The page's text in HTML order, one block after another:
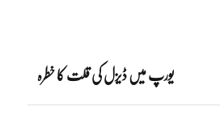
یورپ میں ڈیزل کی قلت کا خطرہ